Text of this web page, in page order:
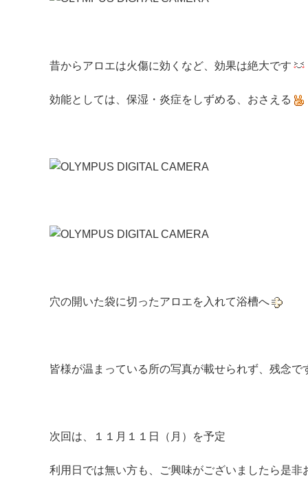
昔からアロエは火傷に効くなど、効果は絶大です
効能としては、保湿・炎症をしずめる、おさえる
穴の開いた袋に切ったアロエを入れて浴槽へ
皆様が温まっている所の写真が載せられず、残念で
次回は、１１月１１日（月）を予定
利用日では無い方も、ご興味がございましたら是非